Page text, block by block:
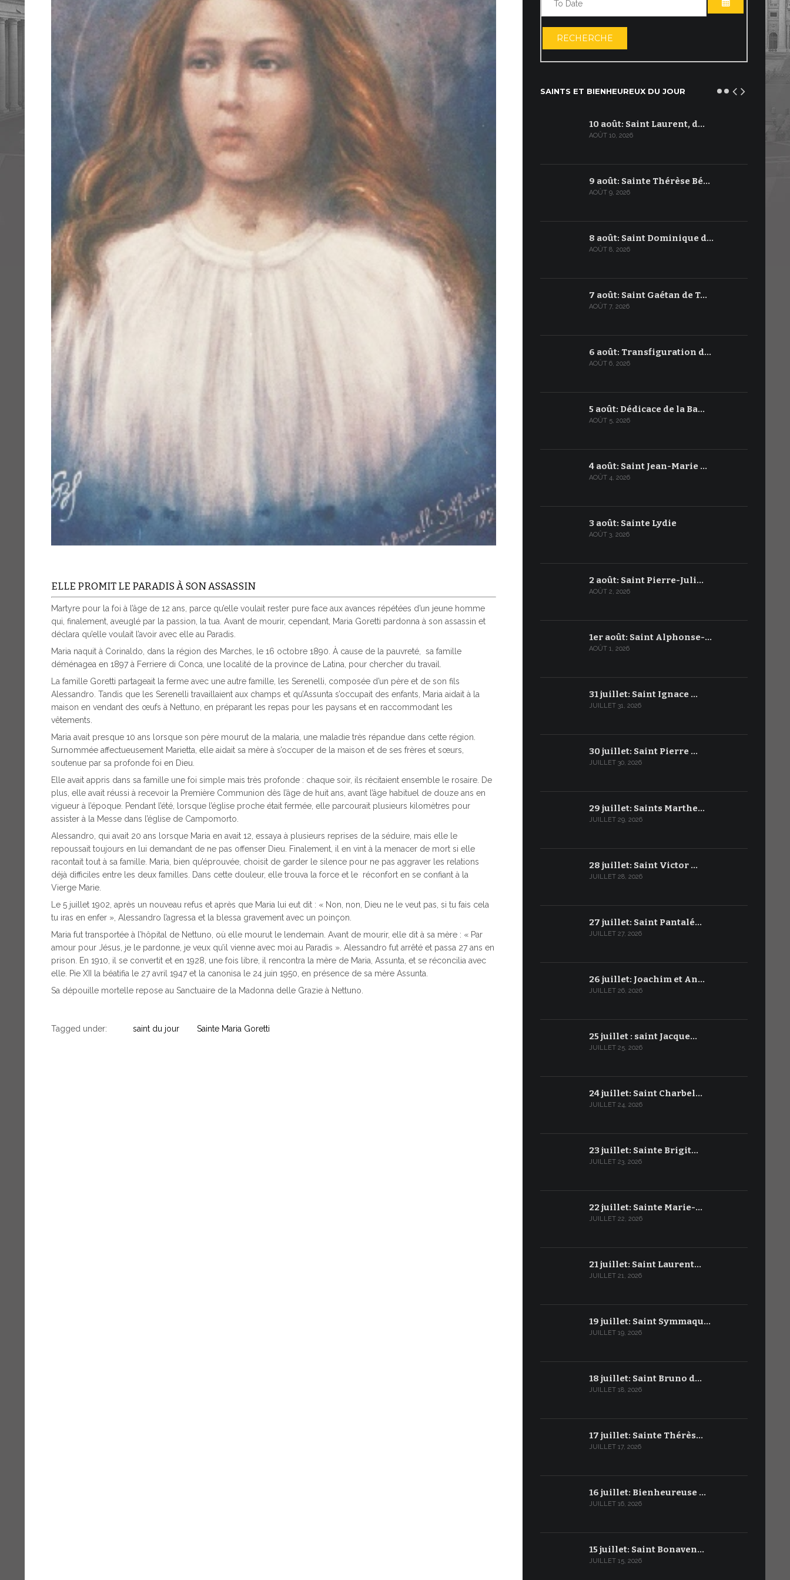
ELLE PROMIT LE PARADIS À SON ASSASSIN
Martyre pour la foi à l’âge de 12 ans, parce qu’elle voulait rester pure face aux avances répétées d’un jeune homme
qui, finalement, aveuglé par la passion, la tua. Avant de mourir, cependant, Maria Goretti pardonna à son assassin et
déclara qu’elle voulait l’avoir avec elle au Paradis.
Maria naquit à Corinaldo, dans la région des Marches, le 16 octobre 1890. À cause de la pauvreté, sa famille
déménagea en 1897 à Ferriere di Conca, une localité de la province de Latina, pour chercher du travail.
La famille Goretti partageait la ferme avec une autre famille, les Serenelli, composée d’un père et de son fils
Alessandro. Tandis que les Serenelli travaillaient aux champs et qu’Assunta s’occupait des enfants, Maria aidait à la
maison en vendant des œufs à Nettuno, en préparant les repas pour les paysans et en raccommodant les
vêtements.
Maria avait presque 10 ans lorsque son père mourut de la malaria, une maladie très répandue dans cette région.
Surnommée affectueusement Marietta, elle aidait sa mère à s’occuper de la maison et de ses frères et sœurs,
soutenue par sa profonde foi en Dieu.
Elle avait appris dans sa famille une foi simple mais très profonde : chaque soir, ils récitaient ensemble le rosaire. De
plus, elle avait réussi à recevoir la Première Communion dès l’âge de huit ans, avant l’âge habituel de douze ans en
vigueur à l’époque. Pendant l’été, lorsque l’église proche était fermée, elle parcourait plusieurs kilomètres pour
assister à la Messe dans l’église de Campomorto.
Alessandro, qui avait 20 ans lorsque Maria en avait 12, essaya à plusieurs reprises de la séduire, mais elle le
repoussait toujours en lui demandant de ne pas offenser Dieu. Finalement, il en vint à la menacer de mort si elle
racontait tout à sa famille. Maria, bien qu’éprouvée, choisit de garder le silence pour ne pas aggraver les relations
déjà difficiles entre les deux familles. Dans cette douleur, elle trouva la force et le réconfort en se confiant à la
Vierge Marie.
Le 5 juillet 1902, après un nouveau refus et après que Maria lui eut dit : « Non, non, Dieu ne le veut pas, si tu fais cela
tu iras en enfer », Alessandro l’agressa et la blessa gravement avec un poinçon.
Maria fut transportée à l’hôpital de Nettuno, où elle mourut le lendemain. Avant de mourir, elle dit à sa mère : « Par
amour pour Jésus, je le pardonne, je veux qu’il vienne avec moi au Paradis ». Alessandro fut arrêté et passa 27 ans en
prison. En 1910, il se convertit et en 1928, une fois libre, il rencontra la mère de Maria, Assunta, et se réconcilia avec
elle. Pie XII la béatifia le 27 avril 1947 et la canonisa le 24 juin 1950, en présence de sa mère Assunta.
Sa dépouille mortelle repose au Sanctuaire de la Madonna delle Grazie à Nettuno.
Tagged under: saint du jour Sainte Maria Goretti
OUVRIR LE
RECHERCHE
SAINTS ET BIENHEUREUX DU JOUR
10 août: Saint Laurent, d…
AOÛT 10, 2026
9 août: Sainte Thérèse Bé…
AOÛT 9, 2026
8 août: Saint Dominique d…
AOÛT 8, 2026
7 août: Saint Gaétan de T…
AOÛT 7, 2026
6 août: Transfiguration d…
AOÛT 6, 2026
5 août: Dédicace de la Ba…
AOÛT 5, 2026
4 août: Saint Jean-Marie …
AOÛT 4, 2026
3 août: Sainte Lydie
AOÛT 3, 2026
2 août: Saint Pierre-Juli…
AOÛT 2, 2026
1er août: Saint Alphonse-…
AOÛT 1, 2026
31 juillet: Saint Ignace …
JUILLET 31, 2026
30 juillet: Saint Pierre …
JUILLET 30, 2026
29 juillet: Saints Marthe…
JUILLET 29, 2026
28 juillet: Saint Victor …
JUILLET 28, 2026
27 juillet: Saint Pantalé…
JUILLET 27, 2026
26 juillet: Joachim et An…
JUILLET 26, 2026
25 juillet : saint Jacque…
JUILLET 25, 2026
24 juillet: Saint Charbel…
JUILLET 24, 2026
23 juillet: Sainte Brigit…
JUILLET 23, 2026
22 juillet: Sainte Marie-…
JUILLET 22, 2026
21 juillet: Saint Laurent…
JUILLET 21, 2026
19 juillet: Saint Symmaqu…
JUILLET 19, 2026
18 juillet: Saint Bruno d…
JUILLET 18, 2026
17 juillet: Sainte Thérès…
JUILLET 17, 2026
16 juillet: Bienheureuse …
JUILLET 16, 2026
15 juillet: Saint Bonaven…
JUILLET 15, 2026